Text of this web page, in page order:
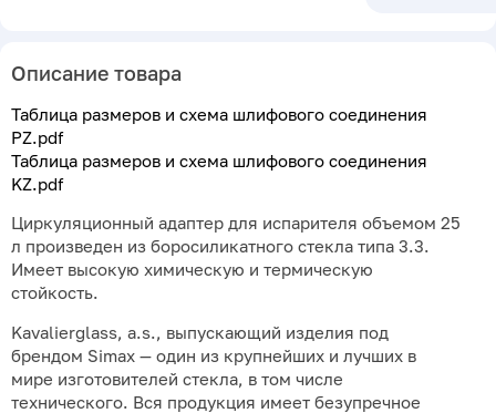
Описание товара
Таблица размеров и схема шлифового соединения
PZ.pdf
Таблица размеров и схема шлифового соединения
KZ.pdf
Циркуляционный адаптер для испарителя объемом 25
л произведен из боросиликатного стекла типа 3.3.
Имеет высокую химическую и термическую
стойкость.
Kavalierglass, a.s., выпускающий изделия под
брендом Simax — один из крупнейших и лучших в
мире изготовителей стекла, в том числе
технического. Вся продукция имеет безупречное